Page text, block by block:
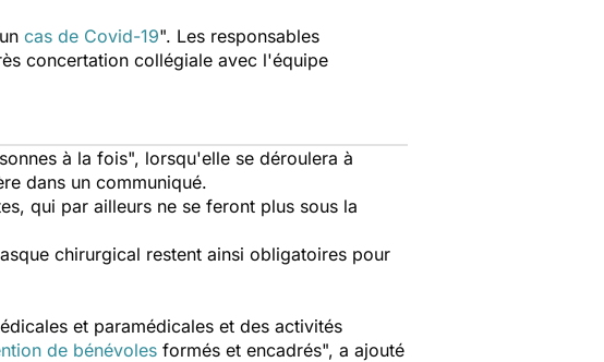
cas de Covid-19". Les responsables
concertation collégiale avec l'équipe
à la fois", lorsqu'elle se déroulera à
dans un communiqué.
qui par ailleurs ne se feront plus sous la
chirurgical restent ainsi obligatoires pour
et paramédicales et des activités
de bénévoles formés et encadrés", a ajouté